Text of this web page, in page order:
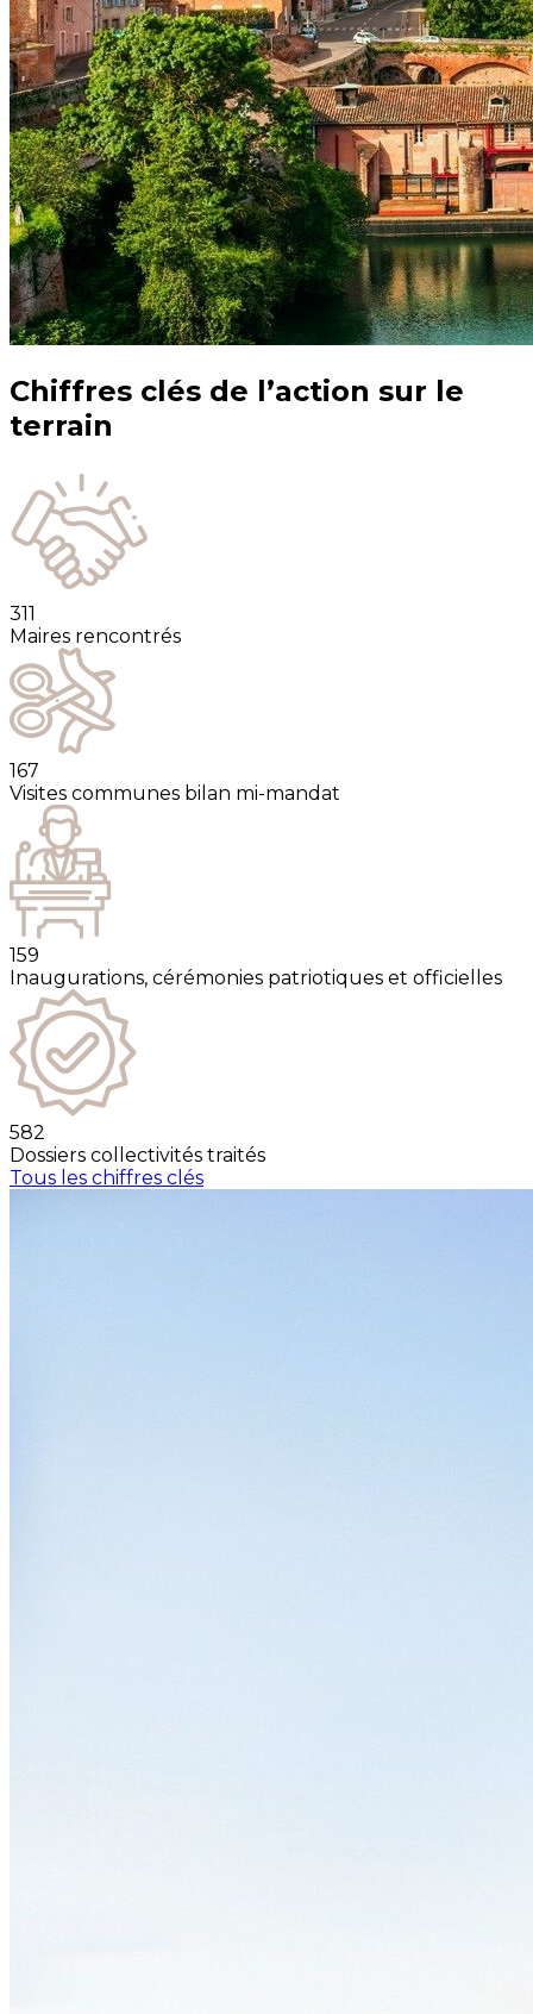
Chiffres clés de l’action sur le
terrain
311
Maires rencontrés
167
Visites communes bilan mi-mandat
159
Inaugurations, cérémonies patriotiques et officielles
582
Dossiers collectivités traités
Tous les chiffres clés